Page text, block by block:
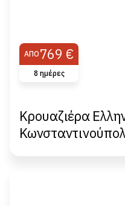
ΑΠΌ 769 €
8 ημέρες
Κρουαζιέρα